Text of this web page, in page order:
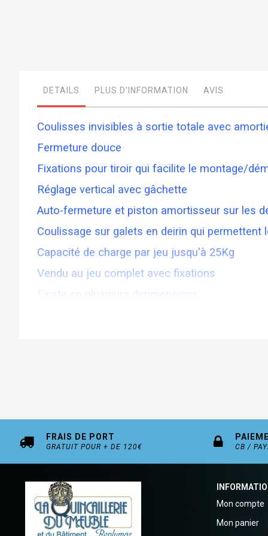
gallery
DETAILS
Coulisses invisibles à sortie totale avec
Fermeture douce
Fixations pour tiroir qui facilite le montage/
Réglage vertical avec gâchette
Auto-fermeture et piston amortisseur sur les
Coulissage sur galets en deirin qui permettent
Capacité de charge par jeu jusqu'à 25Kg
Vendu au jeu complet avec fixations
Existe en plusieurs dimmensions
PLUS D’INFORMATION AVIS
FRAIS DE PORT
GRATUIT POUR + DE 120€ CB /
Mon compte
Mon panier